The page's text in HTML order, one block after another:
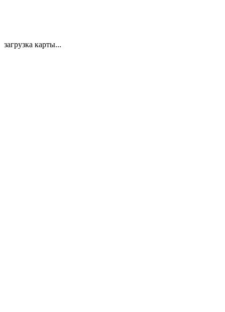
загрузка карты...